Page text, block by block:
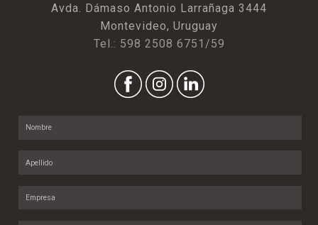
Avda. Dámaso Antonio Larrañaga 3444
Montevideo, Uruguay
Tel.: 598 2508 6751/59